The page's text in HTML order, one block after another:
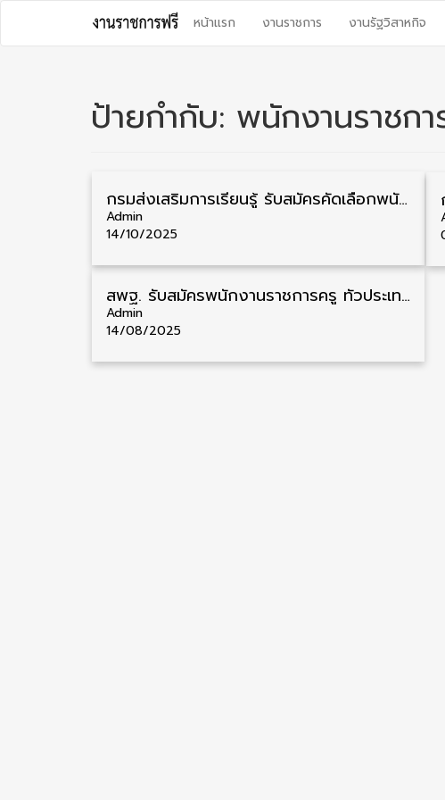
content
หน้าแรก งานราชการ งานรัฐวิสาหกิจ
ป้ายกำกับ: พนักงานราชกา
กรมส่งเสริมการเรียนรู้ รับสมัครคัดเลือกพนักงานราชการ วุฒิ ป.ตรี 16 อัตรา รับสมัคร 20 – 27 ตุลาคม
Admin
14/10/2025
สพฐ. รับสมัครพนักงานราชการครู ทั่วประเทศ หลายอัตรา รับสมัครด้วยตนเอง
Admin
14/08/2025